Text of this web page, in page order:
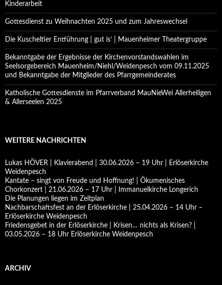
Kinderarbeit
Gottesdienst zu Weihnachten 2025 und zum Jahreswechsel
Die Kuscheltier Entführung | gut is‘ | Mauenheimer Theatergruppe
Bekanntgabe der Ergebnisse der Kirchenvorstandswahlen im
Seelsorgebereich Mauenheim/Niehl/Weidenpesch vom 09.11.2025
und Bekanntgabe der Mitglieder des Pfarrgemeinderates
Katholische Gottesdienste im Pfarrverband MauNieWei Allerheiligen
& Allerseelen 2025
WEITERE NACHRICHTEN
Lukas HÖVER | Klavierabend | 30.06.2026 – 19 Uhr | Erlöserkirche
Weidenpesch
Kantate – singt von Freude und Hoffnung! | Ökumenisches
Chorkonzert | 21.06.2026 – 17 Uhr | Immanuelkirche Longerich
Die Planungen liegen im Zeitplan
Nachbarschaftsfest an der Erlöserkirche | 25.04.2026 – 14 Uhr –
Erlöserkirche Weidenpesch
Friedensgebet in der Erlöserkirche | Krisen… nichts als Krisen? |
03.05.2026 – 18 Uhr Erlöserkirche Weidenpesch
ARCHIV